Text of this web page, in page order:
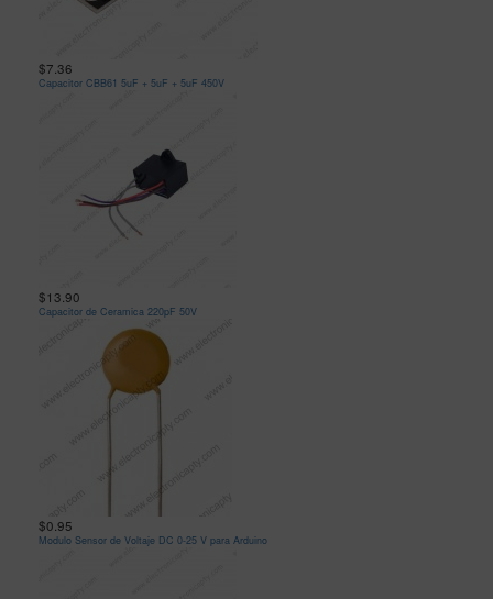
$7.36
Capacitor CBB61 5uF + 5uF + 5uF 450V
$13.90
Capacitor de Ceramica 220pF 50V
$0.95
Modulo Sensor de Voltaje DC 0-25 V para Arduino